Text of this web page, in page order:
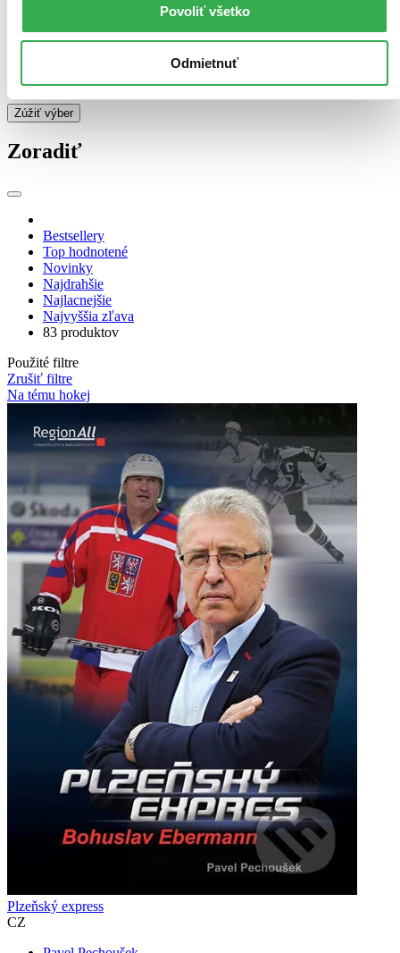
Povoliť všetko
Odmietnuť
E-kniha: PDF (9 titulov)E-kniha: PDF
E-kniha: EPUB (8 titulov)E-kniha: EPUB8
E-kniha: MOBI (7 titulov)E-kniha: MOBI7
E-kniha: EPUB (Adobe DRM) (1 titul)
(Adobe DRM)1
Zúžiť výber
Zoradiť
Bestsellery
Top hodnotené
Novinky
Najdrahšie
Najlacnejšie
Najvyššia zľava
83 produktov
Použité filtre
Zrušiť filtre
Na tému hokej
Plzeňský express
CZ